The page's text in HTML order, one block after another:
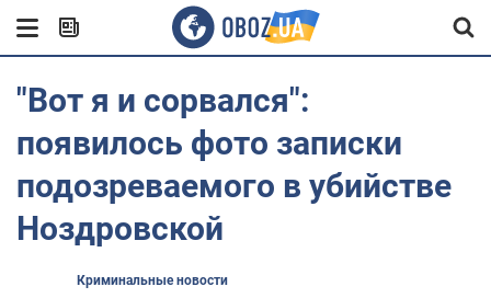
"Вот я и сорвался":
появилось фото записки
подозреваемого в убийстве
Ноздровской
Криминальные новости